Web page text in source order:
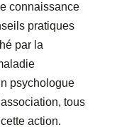
connaissance
pratiques
par la
psychologue
tous
action.